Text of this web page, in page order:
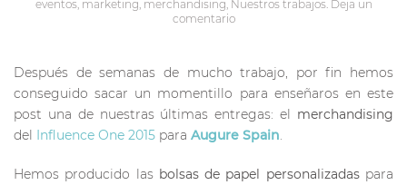
eventos, marketing, merchandising, Nuestros trabajos. Deja un
comentario
Después de semanas de mucho trabajo, por fin hemos
conseguido sacar un momentillo para enseñaros en este
post una de nuestras últimas entregas: el merchandising
del Influence One 2015 para Augure Spain.
Hemos producido las bolsas de papel personalizadaspara